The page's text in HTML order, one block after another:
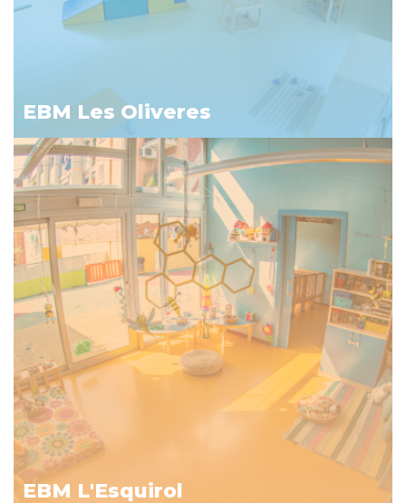
EBM Les Oliveres
EBM L'Esquirol